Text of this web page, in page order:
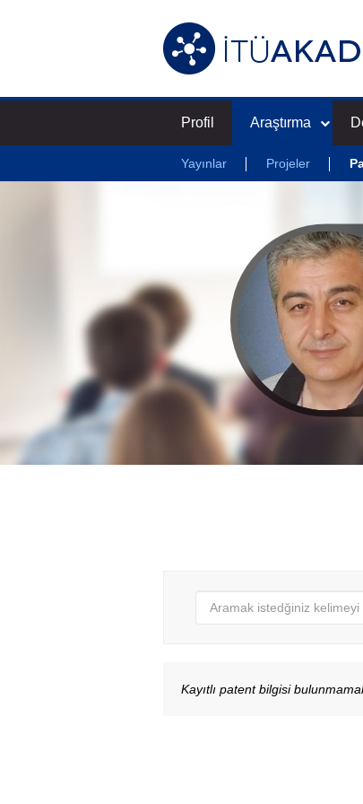
Profil Araştırma
Yayınlar Projeler
Kayıtlı patent bilgisi